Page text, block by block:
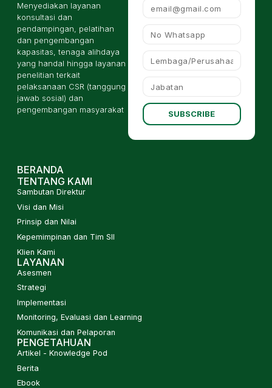
Menyediakan layanan
konsultasi dan
pendampingan, pelatihan
dan pengembangan
kapasitas, tenaga alihdaya
yang handal hingga layanan
penelitian terkait
pelaksanaan CSR (tanggung
jawab sosial) dan
pengembangan masyarakat
SUBSCRIBE
BERANDA
TENTANG KAMI
Sambutan Direktur
Visi dan Misi
Prinsip dan Nilai
Kepemimpinan dan Tim SII
Klien Kami
LAYANAN
Asesmen
Strategi
Implementasi
Monitoring, Evaluasi dan Learning
Komunikasi dan Pelaporan
PENGETAHUAN
Artikel - Knowledge Pod
Berita
Ebook